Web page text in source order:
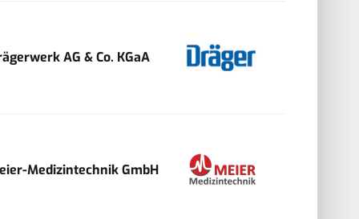
AG & Co. KGaA
Medizintechnik GmbH